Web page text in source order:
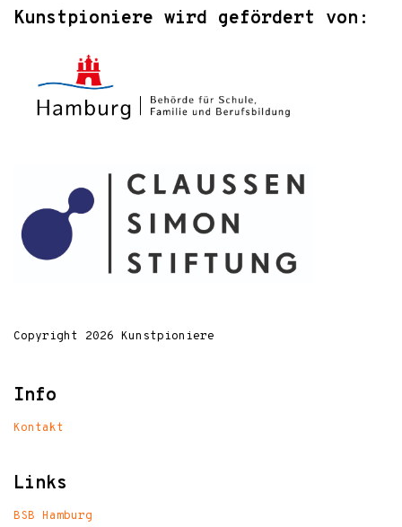
Kunstpioniere wird gefördert von:
Copyright 2026 Kunstpioniere
Info
Kontakt
Links
BSB Hamburg